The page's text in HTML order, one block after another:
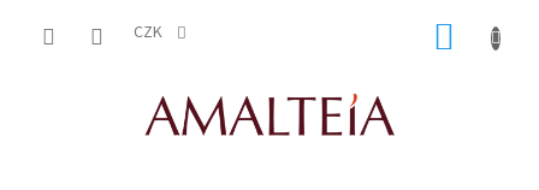
CZK